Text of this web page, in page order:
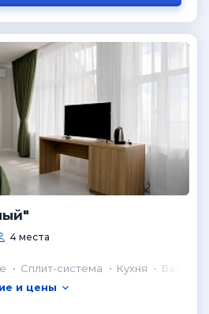
4 места
Сплит-система Кухня
Балкон
и цены